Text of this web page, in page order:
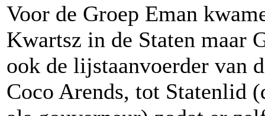
Voor de Groep Eman
Kwartsz in de Staten maar
ook de lijstaanvoerder van
Coco Arends, tot Statenlid